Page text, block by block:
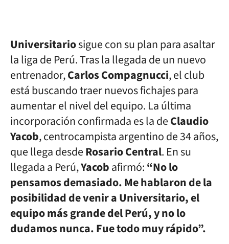
Universitariosigue con su plan para asaltar
la liga de Perú. Tras la llegada de un nuevo
entrenador,Carlos Compagnucci, el club
está buscando traer nuevos fichajes para
aumentar el nivel del equipo. La última
incorporación confirmada es la deClaudio
Yacob, centrocampista argentino de 34 años,
que llega desdeRosario Central. En su
llegada a Perú,Yacobafirmó:“No lo
pensamos demasiado. Me hablaron de la
posibilidad de venir a Universitario, el
equipo más grande del Perú, y no lo
dudamos nunca. Fue todo muy rápido”.